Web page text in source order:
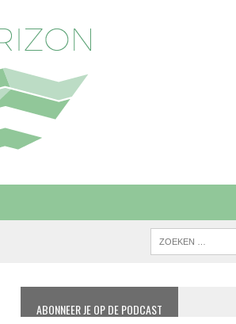
ABONNEER JE OP DE PODCAST